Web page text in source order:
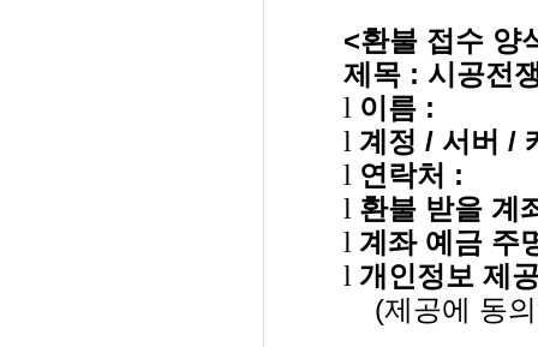
<환불 접수 양
제목: 시공전
l 이름:
l 계정 / 서버 /
l 연락처 :
l 환불 받을 계
l 계좌 예금 주
l 개인정보 제
(제공에 동